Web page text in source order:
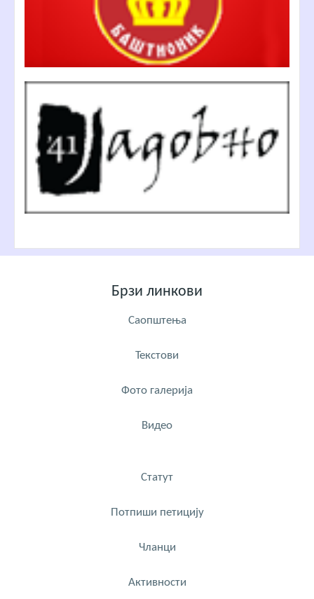
Брзи линкови
Саопштења
Текстови
Фото галерија
Видео
Статут
Потпиши петицију
Чланци
Активности